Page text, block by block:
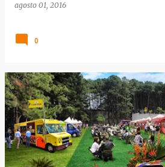
agosto 01, 2016
0